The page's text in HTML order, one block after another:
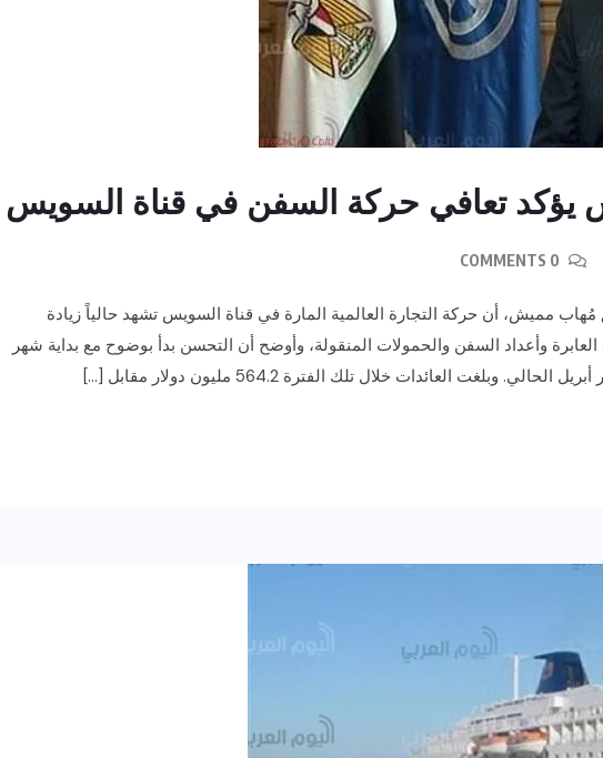
يؤكد تعافي حركة السفن في قناة السويس
مميش، أن حركة التجارة العالمية المارة في قناة السويس تشهد حالياً زيادة
وأعداد السفن والحمولات المنقولة، وأوضح أن التحسن بدأ بوضوح مع بداية شهر